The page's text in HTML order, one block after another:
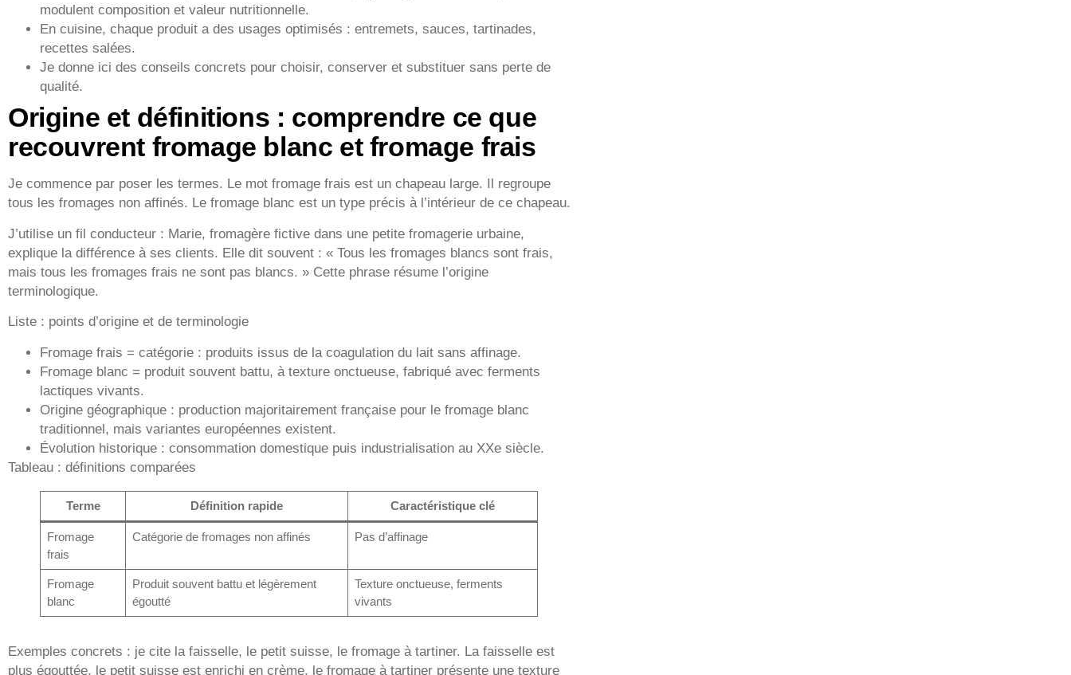
modulent composition et valeur nutritionnelle.
En cuisine, chaque produit a des usages optimisés : entremets, sauces, tartinades,
recettes salées.
Je donne ici des conseils concrets pour choisir, conserver et substituer sans perte de
qualité.
Origine et définitions : comprendre ce que
recouvrent fromage blanc et fromage frais
Je commence par poser les termes. Le mot fromage frais est un chapeau large. Il regroupe
tous les fromages non affinés. Le fromage blanc est un type précis à l’intérieur de ce chapeau.
J’utilise un fil conducteur : Marie, fromagère fictive dans une petite fromagerie urbaine,
explique la différence à ses clients. Elle dit souvent : « Tous les fromages blancs sont frais,
mais tous les fromages frais ne sont pas blancs. » Cette phrase résume l’origine
terminologique.
Liste : points d’origine et de terminologie
Fromage frais = catégorie : produits issus de la coagulation du lait sans affinage.
Fromage blanc = produit souvent battu, à texture onctueuse, fabriqué avec ferments
lactiques vivants.
Origine géographique : production majoritairement française pour le fromage blanc
traditionnel, mais variantes européennes existent.
Évolution historique : consommation domestique puis industrialisation au XXe siècle.
Tableau : définitions comparées
Terme Définition rapide Caractéristique clé
Fromage
frais
Catégorie de fromages non affinés Pas d’affinage
Fromage
blanc
Produit souvent battu et légèrement
égoutté
Texture onctueuse, ferments
vivants
Exemples concrets : je cite la faisselle, le petit suisse, le fromage à tartiner. La faisselle est
plus égouttée, le petit suisse est enrichi en crème, le fromage à tartiner présente une texture